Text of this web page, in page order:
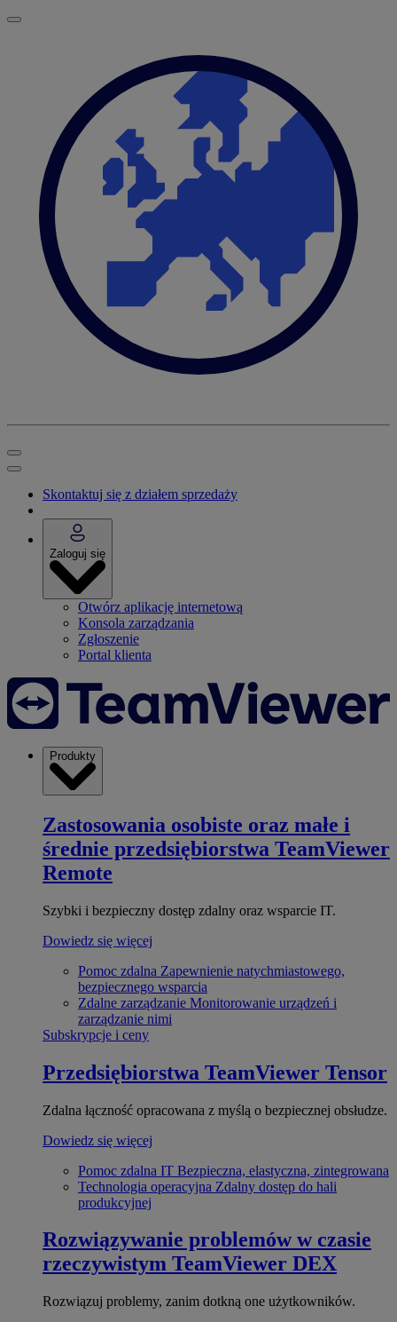
Skontaktuj się z działem sprzedaży
Zaloguj się
Otwórz aplikację internetową
Konsola zarządzania
Zgłoszenie
Portal klienta
Produkty
Zastosowania osobiste oraz małe i
średnie przedsiębiorstwa TeamViewer
Remote
Szybki i bezpieczny dostęp zdalny oraz wsparcie IT.
Dowiedz się więcej
Pomoc zdalna Zapewnienie natychmiastowego,
bezpiecznego wsparcia
Zdalne zarządzanie Monitorowanie urządzeń i
zarządzanie nimi
Subskrypcje i ceny
Przedsiębiorstwa TeamViewer Tensor
Zdalna łączność opracowana z myślą o bezpiecznej obsłudze.
Dowiedz się więcej
Pomoc zdalna IT Bezpieczna, elastyczna, zintegrowana
Technologia operacyjna Zdalny dostęp do hali
produkcyjnej
Rozwiązywanie problemów w czasie
rzeczywistym TeamViewer DEX
Rozwiązuj problemy, zanim dotkną one użytkowników.